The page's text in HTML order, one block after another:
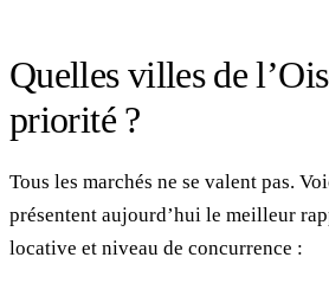
Quelles villes de
priorité ?
Tous les marchés ne se valent pas.
présentent aujourd’hui le meilleur
locative et niveau de concurrence :